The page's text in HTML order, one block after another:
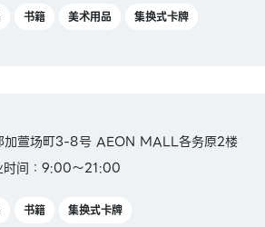
书籍 美术用品 集换式卡牌
萱场町3-8号 AEON MALL各务原2楼
时间：9:00～21:00
书籍 集换式卡牌